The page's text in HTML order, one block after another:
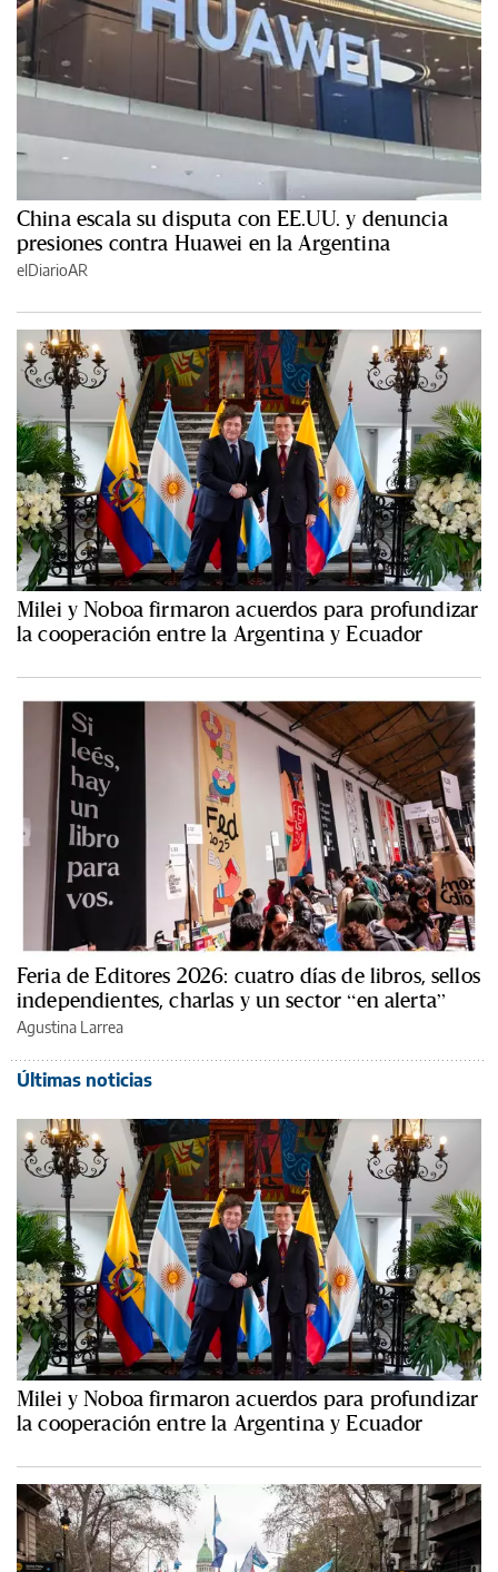
China escala su disputa con EE.UU. y denuncia
presiones contra Huawei en la Argentina
elDiarioAR
Milei y Noboa firmaron acuerdos para profundizar
la cooperación entre la Argentina y Ecuador
Feria de Editores 2026: cuatro días de libros, sellos
independientes, charlas y un sector “en alerta”
Agustina Larrea
Últimas noticias
Milei y Noboa firmaron acuerdos para profundizar
la cooperación entre la Argentina y Ecuador